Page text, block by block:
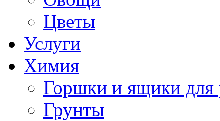
Цветы
Услуги
Химия
Горшки и ящики для
Грунты